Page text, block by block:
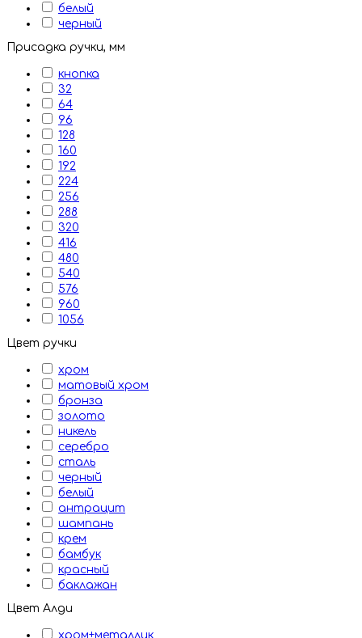
белый
черный
Присадка ручки, мм
кнопка
32
64
96
128
160
192
224
256
288
320
416
480
540
576
960
1056
Цвет ручки
хром
матовый хром
бронза
золото
никель
серебро
сталь
черный
белый
антрацит
шампань
крем
бамбук
красный
баклажан
Цвет Алди
хром+металлик